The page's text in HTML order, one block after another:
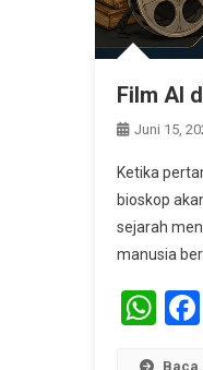
Film AI
Juni 15,
Ketika
bioskop
sejarah
manusia
Baca